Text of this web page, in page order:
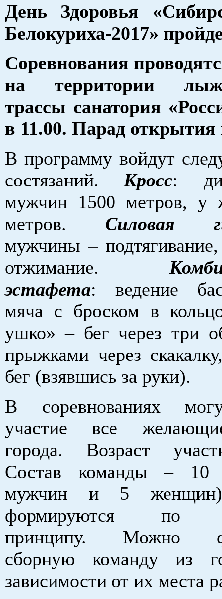
День Здоровья
Белокуриха-2017»
Соревнования
на территории
трассы санатория
в 11.00. Парад открытия
В программу войдут
состязаний.Кросс:
мужчин 1500 метров, у
метров. Силовая
мужчины –
отжимание.
эстафета: ведение
мяча с броском в
ушко» – бег через три
прыжками через
бег (взявшись за руки).
В соревнованиях
участие все
города. Возраст
Состав команды – 10
мужчин и 5
формируются по
принципу. Можно
сборную команду из
зависимости от их места